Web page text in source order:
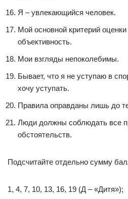
Я – увлекающийся человек.
Мой основной критерий
объективность.
Мои взгляды непоколебимы.
Бывает, что я не уступаю в
хочу уступать.
Правила оправданы лишь до
Люди должны соблюдать все
обстоятельств.
Подсчитайте отдельно сумму
1, 4, 7, 10, 13, 16, 19 (Д – «Дитя»);